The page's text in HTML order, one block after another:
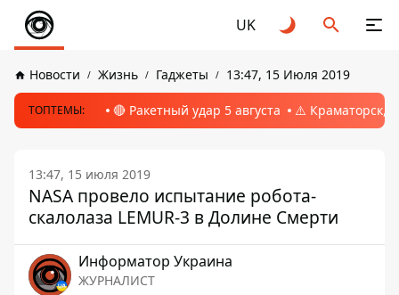
UK
Новости Жизнь Гаджеты 13:47, 15 Июля 2019
ТОПТЕМЫ: 🔴 Ракетный удар 5 августа ⚠️ Краматорск,
13:47, 15 июля 2019
NASA провело испытание робота-
скалолаза LEMUR-3 в Долине Смерти
Информатор Украина
ЖУРНАЛИСТ